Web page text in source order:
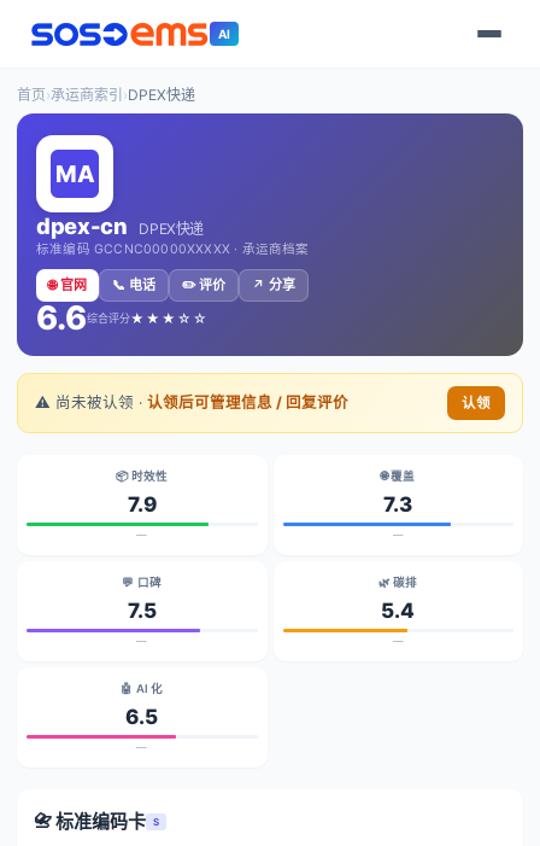
AI
首页›承运商索引 ›DPEX快递
dpex-cn DPEX快递
标准编码 GCCNC00000XXXXX · 承运商档案
🌐 官网 📞 电话 ✏️ 评价 ↗️ 分享
6.6综合评分★★★☆☆
⚠️ 尚未被认领 · 认领后可管理信息 / 回复评价 认领
📦 时效性
7.9
—
🌐 覆盖
7.3
—
💬 口碑
7.5
—
🌿 碳排
5.4
—
🤖 AI 化
6.5
—
📇 标准编码卡 S